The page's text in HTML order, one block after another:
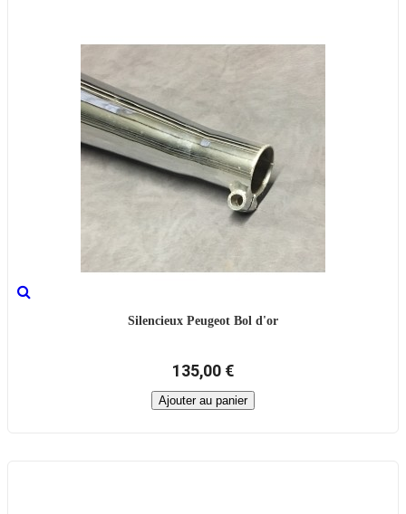
Silencieux Peugeot Bol d'or
135,00 €
Ajouter au panier